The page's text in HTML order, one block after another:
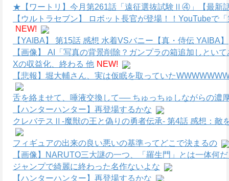
★【ワートリ】今月第261話「遠征選抜試験Ⅱ④」【最新
【ウルトラセブン】 ロボット長官が登場！！YouTubeで
NEW!
【YAIBA】 第15話 感想 水着VSバニー【真・侍伝 YAIBA】
【画像】 AI「写真の背景削除？ガンプラの箱追加しとい
Xの収益化、終わる 他 NEW!
【悲報】堀大輔さん、実は仮眠を取っていた
舌を絡ませて、唾液交換して── ちゅっちゅしながらの濃
【ハンターハンター】再登場するかな
クレバテスⅡ-魔獣の王と偽りの勇者伝承- 第4話 感想：敵
フィギュアの出来の良い悪いの基準ってどこで決まるの
【画像】NARUTO三大謎の一つ、「羅生門」とは一体何
ジャンプで綺麗に終わった名作ないよな
【ハンターハンター】再登場するかな